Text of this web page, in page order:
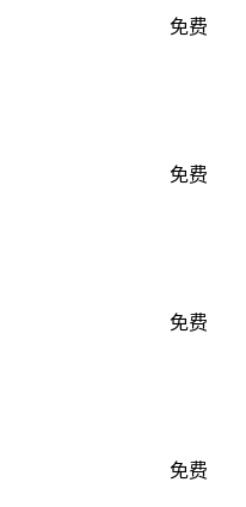
免费
免费
免费
免费